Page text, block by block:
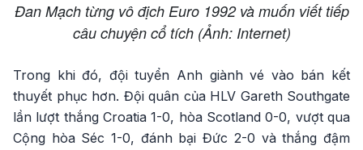
Đan Mạch từng vô địch Euro 1992 và muốn viết tiếp
câu chuyện cổ tích (Ảnh: Internet)
Trong khi đó, đội tuyển Anh giành vé vào bán kết
thuyết phục hơn. Đội quân của HLV Gareth Southgate
lần lượt thắng Croatia 1-0, hòa Scotland 0-0, vượt qua
Cộng hòa Séc 1-0, đánh bại Đức 2-0 và thắng đậm